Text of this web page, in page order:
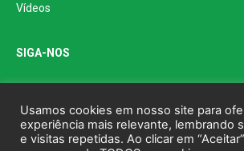
Vídeos
SIGA-NOS
Usamos cookies em nosso site para
experiência mais relevante, lembrando
e visitas repetidas. Ao clicar em